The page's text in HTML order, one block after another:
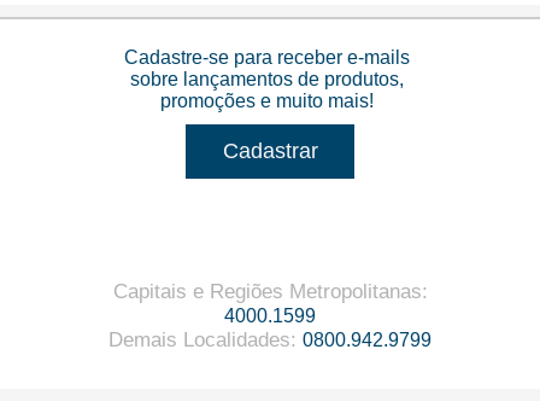
Cadastre-se para receber e-mails
sobre lançamentos de produtos,
promoções e muito mais!
Cadastrar
Capitais e Regiões Metropolitanas:
4000.1599
Demais Localidades: 0800.942.9799